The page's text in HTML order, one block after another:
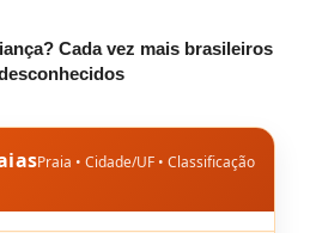
Cada vez mais brasileiros
Praia • Cidade/UF • Classificação